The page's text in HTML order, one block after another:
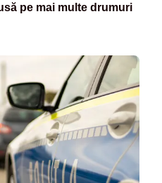
pe mai multe drumuri